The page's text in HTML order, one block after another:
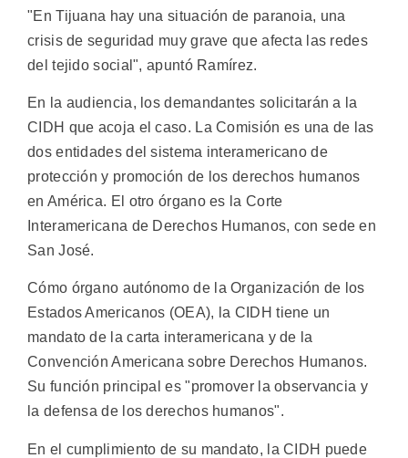
"En Tijuana hay una situación de paranoia, una
crisis de seguridad muy grave que afecta las redes
del tejido social", apuntó Ramírez.
En la audiencia, los demandantes solicitarán a la
CIDH que acoja el caso. La Comisión es una de las
dos entidades del sistema interamericano de
protección y promoción de los derechos humanos
en América. El otro órgano es la Corte
Interamericana de Derechos Humanos, con sede en
San José.
Cómo órgano autónomo de la Organización de los
Estados Americanos (OEA), la CIDH tiene un
mandato de la carta interamericana y de la
Convención Americana sobre Derechos Humanos.
Su función principal es "promover la observancia y
la defensa de los derechos humanos".
En el cumplimiento de su mandato, la CIDH puede